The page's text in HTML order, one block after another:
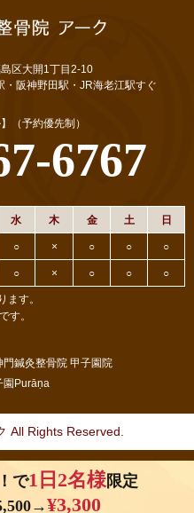
区大開1丁目2-10
・阪神野田駅・JR海老江駅すぐ
（予約優先制）
6767
水 木 金 土 日
○ × ○ ○ ○
○ × ○ ○ ○
す。
す。
門鍼灸整骨院 甲子園院
園Purāṇa
All Rights Reserved.
で1日2名様限定
¥3,300